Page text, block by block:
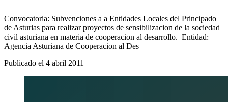
Convocatoria: Subvenciones a a Entidades Locales del Principado
de Asturias para realizar proyectos de sensibilizacion de la sociedad
civil asturiana en materia de cooperacion al desarrollo. Entidad:
Agencia Asturiana de Cooperacion al Des
Publicado el 4 abril 2011